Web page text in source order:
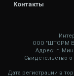
Контакты
ООО "ШТОРМ
Адрес: г.
Свидетельство о
Дата регистрации в